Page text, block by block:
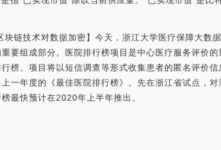
块链技术对数据加密】今天，浙江大学医疗保障大数
要组成部分。医院排行榜项目是中心医疗服务评价
榜。项目将以短信调查等形式收集患者的匿名评价
一年度的《最佳医院排行榜》。先在浙江省试点，
最快预计在2020年上半年推出。